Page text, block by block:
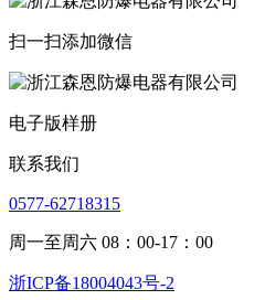
扫一扫添加微信
电子版样册
联系我们
0577-62718315
周一至周六 08：00-17：00
浙ICP备18004043号-2